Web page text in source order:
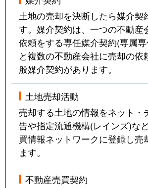
土地の売却を決断したら媒介契
す。媒介契約は、一つの不動産
依頼をする専任媒介契約(専属
と複数の不動産会社に売却の依
般媒介契約があります。
土地売却活動
売却する土地の情報をネット・
告や指定流通機構(レインズ)な
買情報ネットワークに登録し売
ます。
不動産売買契約